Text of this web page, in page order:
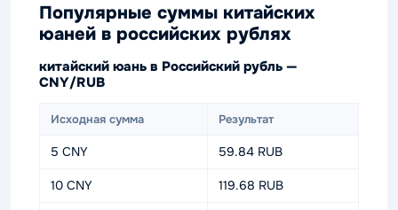
Популярные суммы китайских
юаней в российских рублях
китайский юань в Российский рубль —
CNY/RUB
Исходная сумма Результат
5 CNY 59.84 RUB
10 CNY 119.68 RUB